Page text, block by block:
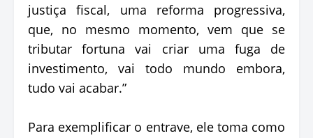
justiça fiscal, uma reforma progressiva,
que, no mesmo momento, vem que se
tributar fortuna vai criar uma fuga de
investimento, vai todo mundo embora,
tudo vai acabar.”
Para exemplificar o entrave, ele toma como